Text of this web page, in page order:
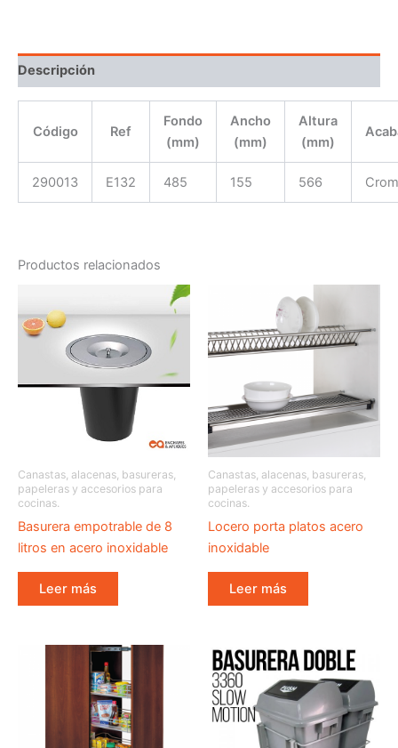
Descripción
Código Ref
Fondo
(mm)
Ancho
(mm)
Altura
(mm)
290013 E132 485 155 566
Productos relacionados
Canastas, alacenas, basureras,
papeleras y accesorios para
cocinas.
Basurera empotrable de 8
litros en acero inoxidable
Leer más
Canastas, alacenas, basureras,
papeleras y accesorios para
cocinas.
Locero porta platos acero
inoxidable
Leer más